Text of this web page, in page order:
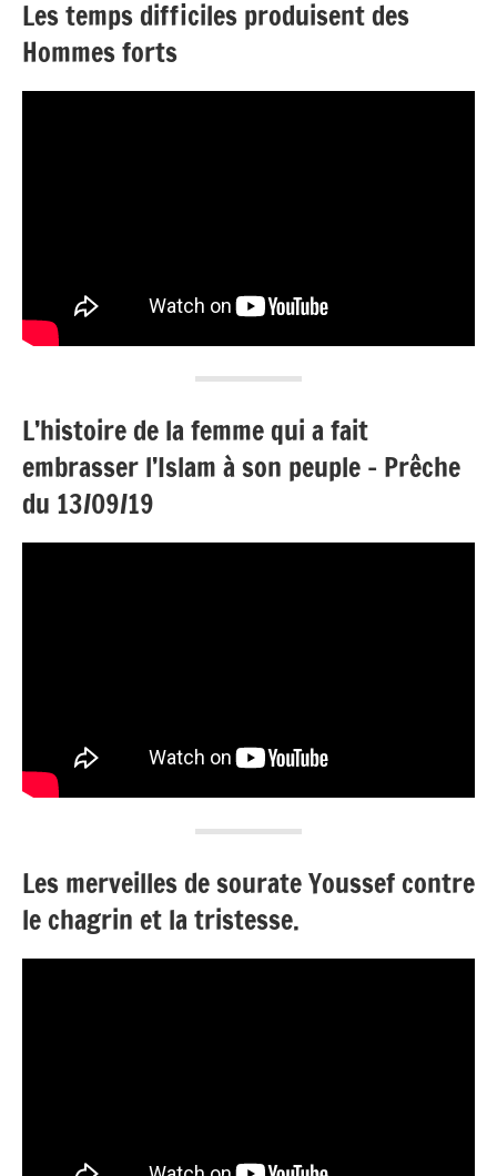
Les temps difficiles produisent des
Hommes forts
L’histoire de la femme qui a fait
embrasser l’Islam à son peuple – Prêche
du 13/09/19
Les merveilles de sourate Youssef contre
le chagrin et la tristesse.